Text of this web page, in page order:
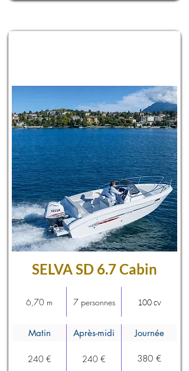
SELVA SD 6.7 Cabin
6,70 m 7 personnes 100 cv
Matin Après-midi Journée
240 € 240 € 380 €